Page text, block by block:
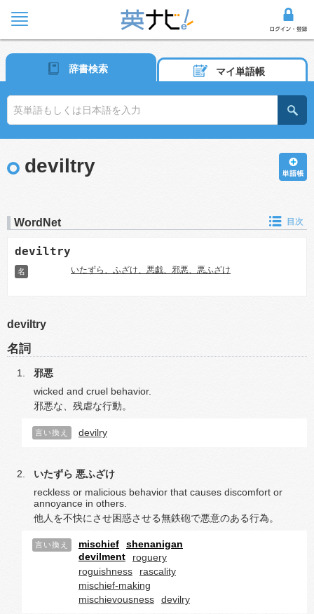
辞書検索 マイ単語帳
deviltry
WordNet 目次
deviltry
名 いたずら、ふざけ、悪戯、邪悪、悪ふざけ
deviltry
名詞
邪悪
wicked and cruel behavior.
邪悪な、残虐な行動。
言い換え devilry
いたずら 悪ふざけ
reckless or malicious behavior that causes discomfort or
annoyance in others.
他人を不快にさせ困惑させる無鉄砲で悪意のある行為。
言い換え mischief
shenanigan
devilment
roguery
roguishness
rascality
mischief-making
mischievousness
devilry